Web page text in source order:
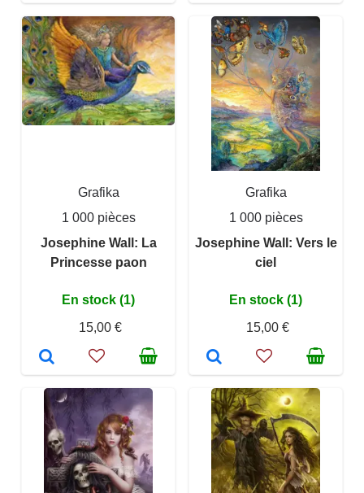
Grafika
1 000 pièces
Josephine Wall: La
Princesse paon
En stock (1)
15,00 €
Grafika
1 000 pièces
Josephine Wall: Vers le
ciel
En stock (1)
15,00 €